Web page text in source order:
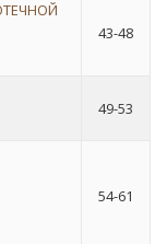
43-48
49-53
54-61